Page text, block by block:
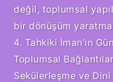
değil, toplumsal
bir dönüşüm
4. Tahkiki İman’ın
Toplumsal
Sekülerleşme ve